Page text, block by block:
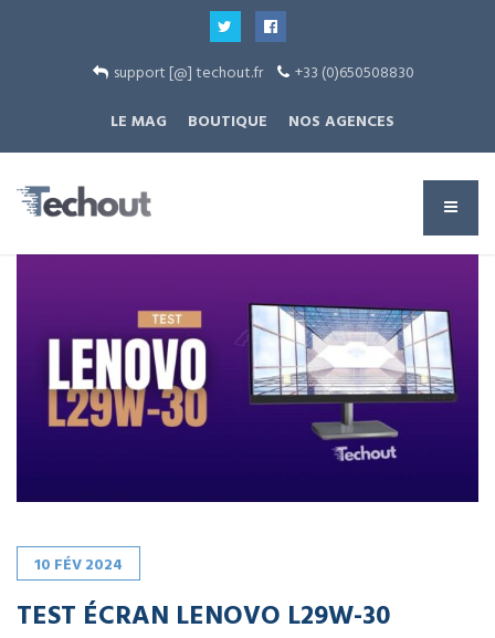
support [@] techout.fr
+33 (0)650508830
LE MAG
BOUTIQUE NOS AGENCES
10 FÉV2024
TEST ÉCRAN LENOVO L29W-30